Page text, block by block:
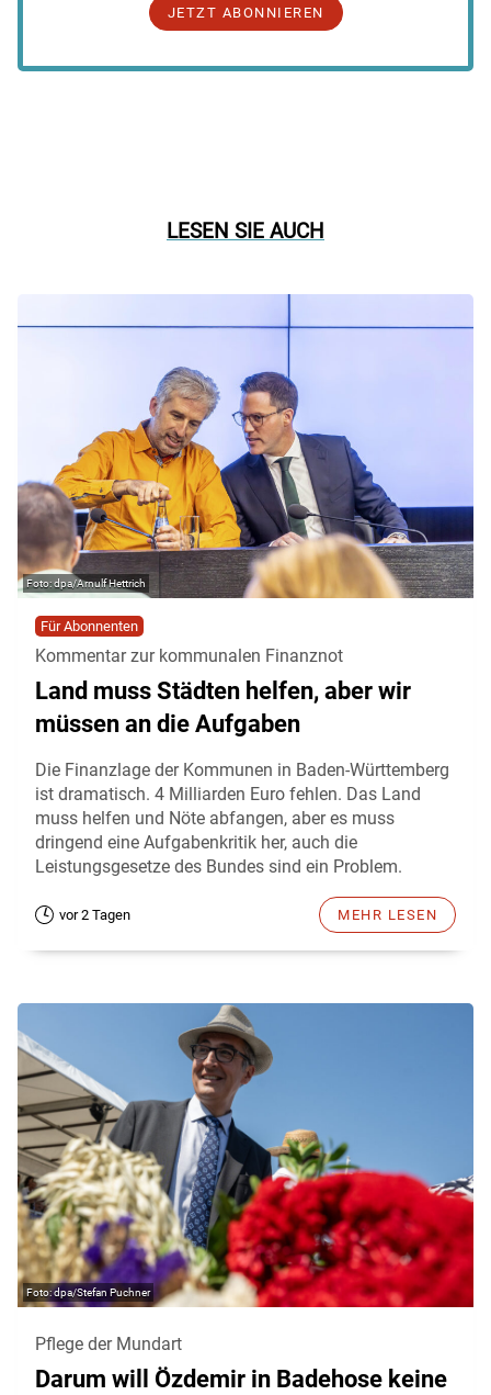
JETZT ABONNIEREN
LESEN SIE AUCH
dpa/Arnulf Hettrich
Für Abonnenten
Kommentar zur kommunalen Finanznot
Land muss Städten helfen, aber wir
müssen an die Aufgaben
Die Finanzlage der Kommunen in Baden-Württemberg
ist dramatisch. 4 Milliarden Euro fehlen. Das Land
muss helfen und Nöte abfangen, aber es muss
dringend eine Aufgabenkritik her, auch die
Leistungsgesetze des Bundes sind ein Problem.
vor 2 Tagen MEHR LESEN
dpa/Stefan Puchner
Pflege der Mundart
Darum will Özdemir in Badehose keine